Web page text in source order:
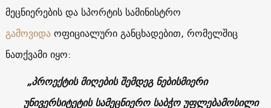
მეცნიერების და სპორტის სამინისტრო
გამოვიდაოფიციალური განცხადებით, რომელშიც
ნათქვამი იყო:
„პროექტის მიღების შემდეგ ნებისმიერი
უნივერსიტეტის სამეცნიერო საბჭო უფლებამოსილი